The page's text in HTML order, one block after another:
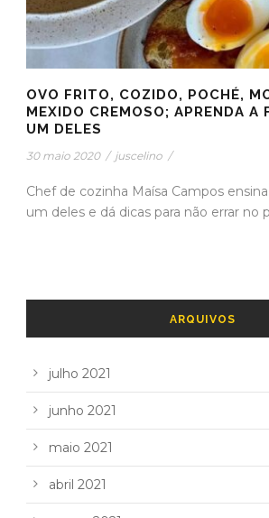
OVO FRITO, COZIDO, POCHÉ,
MEXIDO CREMOSO; APRENDA A
UM DELES
30 maio 2020 / juscelino /
Chef de cozinha Maísa Campos
um deles e dá dicas para não errar no
ARQUIVOS
julho 2021
junho 2021
maio 2021
abril 2021